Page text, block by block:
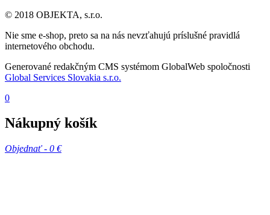
© 2018 OBJEKTA, s.r.o.
Nie sme e-shop, preto sa na nás nevzťahujú príslušné pravidlá
internetového obchodu.
Generované redakčným CMS systémom GlobalWeb spoločnosti
Global Services Slovakia s.r.o.
0
Nákupný košík
Objednať - 0 €